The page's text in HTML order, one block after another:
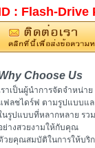
: Flash-Drive
Choose Us
ราเป็นผู้นำการจัดจำหน่า
ฟลชไดร์ฟ ตามรูปแบบแ
นรูปแบบที่หลากหลาย รว
ย่างสวยงามให้กับคุณ
วยคุณสมบัติในการให้บริ